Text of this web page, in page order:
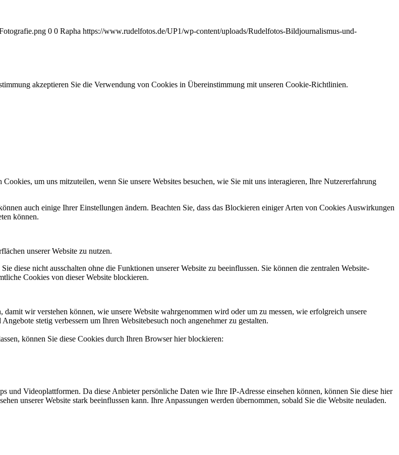
0 0 Rapha https://www.rudelfotos.de/UP1/wp-content/uploads/Rudelfotos-Bildjournalismus-und-
akzeptieren Sie die Verwendung von Cookies in Übereinstimmung mit unseren Cookie-Richtlinien.
um uns mitzuteilen, wenn Sie unsere Websites besuchen, wie Sie mit uns interagieren, Ihre Nutzererfahrung
auch einige Ihrer Einstellungen ändern. Beachten Sie, dass das Blockieren einiger Arten von Cookies Auswirkungen
können.
unserer Website zu nutzen.
diese nicht ausschalten ohne die Funktionen unserer Website zu beeinflussen. Sie können die zentralen Website-
Cookies von dieser Website blockieren.
wir verstehen können, wie unsere Website wahrgenommen wird oder um zu messen, wie erfolgreich unsere
stetig verbessern um Ihren Websitebesuch noch angenehmer zu gestalten.
können Sie diese Cookies durch Ihren Browser hier blockieren:
und Videoplattformen. Da diese Anbieter persönliche Daten wie Ihre IP-Adresse einsehen können, können Sie diese hier
unserer Website stark beeinflussen kann. Ihre Anpassungen werden übernommen, sobald Sie die Website neuladen.